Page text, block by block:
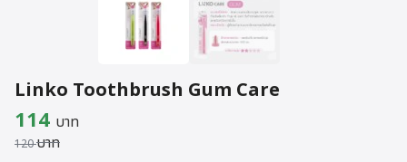
Linko Toothbrush Gum Care
120บาท
Original
price
114 บาท